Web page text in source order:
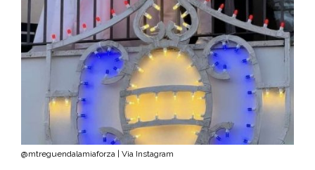
@mtreguendalamiaforza | Via Instagram